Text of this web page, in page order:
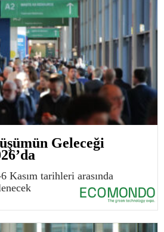
Geleceği
Kasım tarihleri arasında